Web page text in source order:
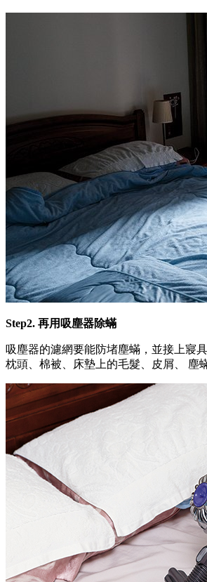
Step2. 再用吸塵器除蟎
吸塵器的濾網要能防堵塵蟎，並接上寢
枕頭、棉被、床墊上的毛髮、皮屑、 塵蟎